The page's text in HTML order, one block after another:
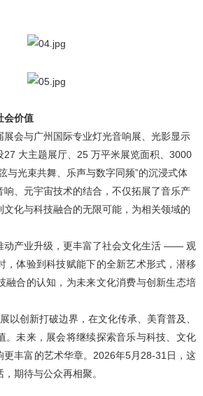
价值
展会与广州国际专业灯光音响展、光影显示
27 大主题展厅、 25 万平米展览面积、 3000
与光束共舞、乐声与数字同频”的沉浸式体
、元宇宙技术的结合，不仅拓展了音乐产
文化与科技融合的无限可能，为相关领域的
产业升级，更丰富了社会文化生活 —— 观
，体验到科技赋能下的全新艺术形式，潜移
融合的认知，为未来文化消费与创新生态培
创新打破边界，在文化传承、美育普及、
。未来，展会将继续探索音乐与科技、文化
更丰富的艺术华章。2026年5月28-31日，这
期待与公众再相聚。